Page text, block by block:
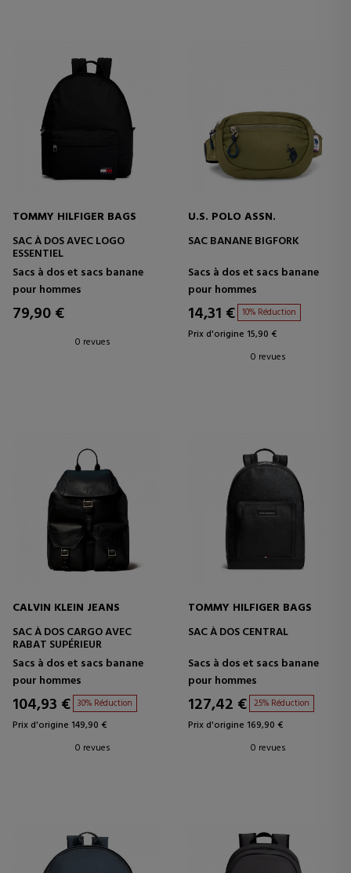
TOMMY HILFIGER BAGS
SAC À DOS AVEC LOGO
ESSENTIEL
Sacs à dos et sacs banane
pour hommes
79,90 €
0 revues
U.S. POLO ASSN.
SAC BANANE BIGFORK
Sacs à dos et sacs banane
pour hommes
14,31 € 10% Réduction
Prix d'origine 15,90 €
0 revues
CALVIN KLEIN JEANS
SAC À DOS CARGO AVEC
RABAT SUPÉRIEUR
Sacs à dos et sacs banane
pour hommes
104,93 € 30% Réduction
Prix d'origine 149,90 €
0 revues
TOMMY HILFIGER BAGS
SAC À DOS CENTRAL
Sacs à dos et sacs banane
pour hommes
127,42 € 25% Réduction
Prix d'origine 169,90 €
0 revues